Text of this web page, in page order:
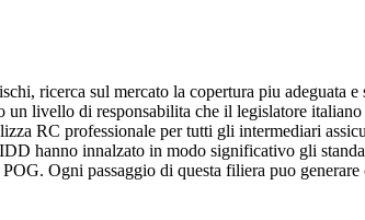
ricerca sul mercato la copertura piu adeguata e
livello di responsabilita che il legislatore italiano
RC professionale per tutti gli intermediari
hanno innalzato in modo significativo gli
Ogni passaggio di questa filiera puo generare